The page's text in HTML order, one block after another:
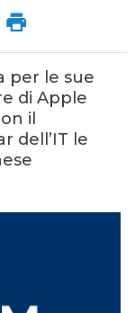
per le sue
di Apple
il
dell’IT le